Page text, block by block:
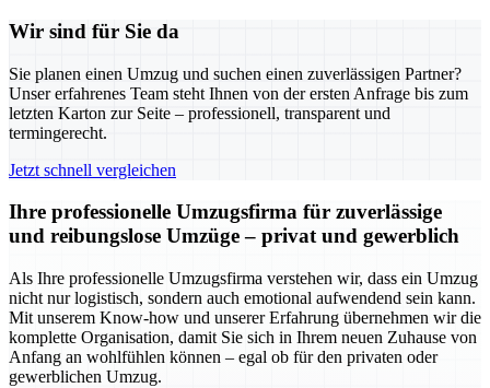
Wir sind für Sie da
Sie planen einen Umzug und suchen einen zuverlässigen Partner?
Unser erfahrenes Team steht Ihnen von der ersten Anfrage bis zum
letzten Karton zur Seite – professionell, transparent und
termingerecht.
Jetzt schnell vergleichen
Ihre professionelle Umzugsfirma für zuverlässige
und reibungslose Umzüge – privat und gewerblich
Als Ihre professionelle Umzugsfirma verstehen wir, dass ein Umzug
nicht nur logistisch, sondern auch emotional aufwendend sein kann.
Mit unserem Know-how und unserer Erfahrung übernehmen wir die
komplette Organisation, damit Sie sich in Ihrem neuen Zuhause von
Anfang an wohlfühlen können – egal ob für den privaten oder
gewerblichen Umzug.